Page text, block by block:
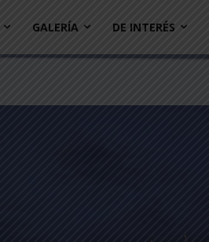
GALERÍA DE INTERÉS